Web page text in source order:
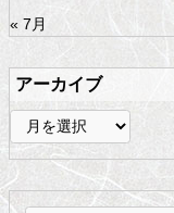
« 7月
アーカイブ
ア
ー
カ
イ